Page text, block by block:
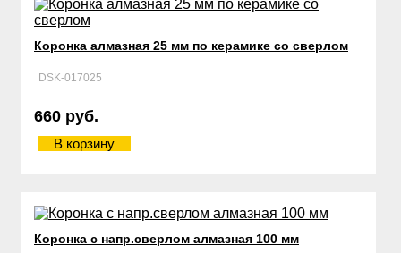
Коронка алмазная 25 мм по керамике со сверлом
DSK-017025
660 руб.
В корзину
Коронка с напр.сверлом алмазная 100 мм